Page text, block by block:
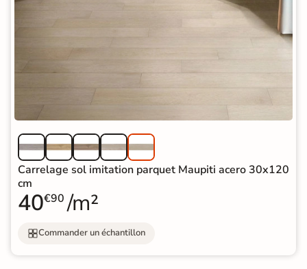
Carrelage sol imitation parquet Maupiti acero 30x120
cm
40€90 /m²
Commander un échantillon